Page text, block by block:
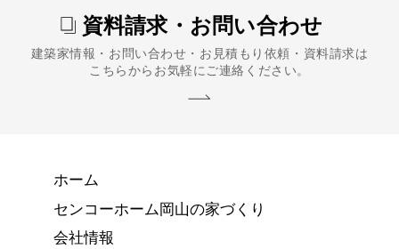
資料請求・お問い合わせ
建築家情報・お問い合わせ・お見積もり依頼・資料請求は
こちらからお気軽にご連絡ください。
ホーム
センコーホーム岡山の家づくり
会社情報